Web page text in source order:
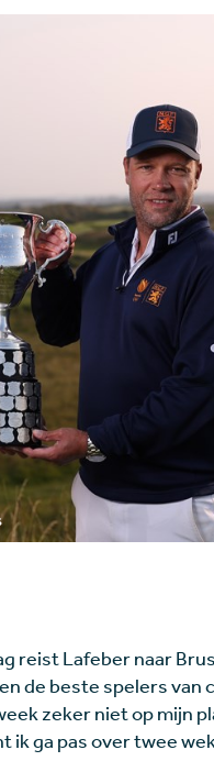
reist Lafeber naar
de beste spelers van
zeker niet op mijn
ik ga pas over twee